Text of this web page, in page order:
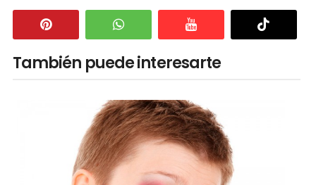
También puede interesarte